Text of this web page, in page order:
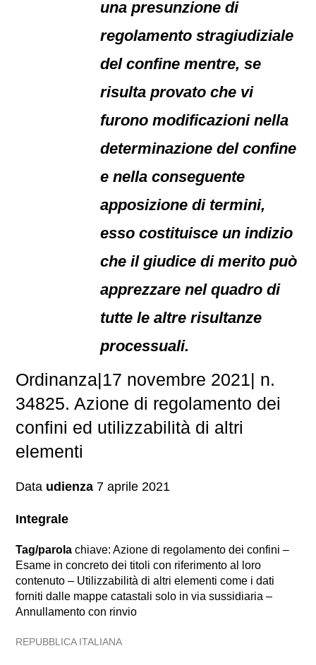
una presunzione di
regolamento stragiudiziale
del confine mentre, se
risulta provato che vi
furono modificazioni nella
determinazione del confine
e nella conseguente
apposizione di termini,
esso costituisce un indizio
che il giudice di merito può
apprezzare nel quadro di
tutte le altre risultanze
processuali.
Ordinanza|17 novembre 2021| n.
34825. Azione di regolamento dei
confini ed utilizzabilità di altri
elementi
Data udienza 7 aprile 2021
Integrale
Tag/parola chiave: Azione di regolamento dei confini –
Esame in concreto dei titoli con riferimento al loro
contenuto – Utilizzabilità di altri elementi come i dati
forniti dalle mappe catastali solo in via sussidiaria –
Annullamento con rinvio
REPUBBLICA ITALIANA